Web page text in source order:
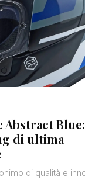
Abstract
di ultima
di qualità e